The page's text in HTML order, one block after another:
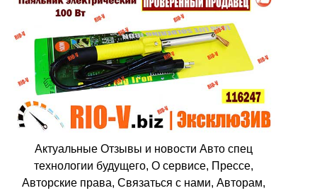
Актуальные Отзывы и новости Авто спец
технологии будущего, О сервисе, Прессе,
Авторские права, Связаться с нами, Авторам,